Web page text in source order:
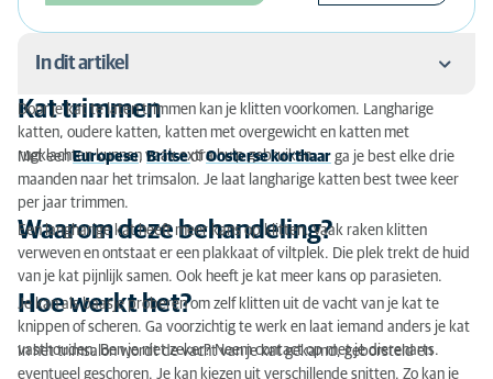
In dit artikel
Kat trimmen
Waarom deze behandeling?
Hoe werkt het?
Voorbereiding katten trimmen
Katten trimmen prijs
Kat trimmen
Door je kat te laten trimmen kan je klitten voorkomen. Langharige
katten, oudere katten, katten met overgewicht en katten met
rugklachten kunnen vaak extra hulp gebruiken.
Met eenEuropese,BritseofOosterse korthaar ga je best elke drie
maanden naar het trimsalon. Je laat langharige katten best twee keer
per jaar trimmen.
Waarom deze behandeling?
Een langharige kat heeft meer kans op klitten. Vaak raken klitten
verweven en ontstaat er een plakkaat of viltplek. Die plek trekt de huid
van je kat pijnlijk samen. Ook heeft je kat meer kans op parasieten.
Hoe werkt het?
Je kan als baasje proberen om zelf klitten uit de vacht van je kat te
knippen of scheren. Ga voorzichtig te werk en laat iemand anders je kat
vasthouden. Ben je niet zeker? Neem contact op met je dierenarts.
In het trimsalon wordt de vacht van je kat gekamd, geborsteld en
eventueel geschoren. Je kan kiezen uit verschillende snitten. Zo kan je